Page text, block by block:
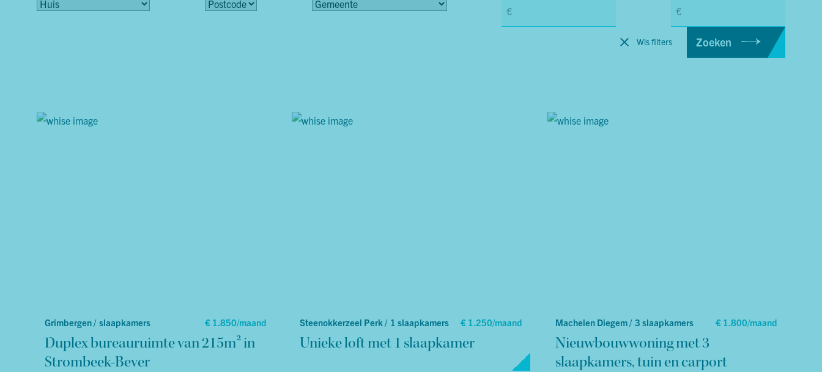
Wis filters Zoeken
Grimbergen / slaapkamers € 1.850/maand
Duplex bureauruimte van 215m² in
Strombeek-Bever
Steenokkerzeel Perk / 1 slaapkamers € 1.250/maand
Unieke loft met 1 slaapkamer
Machelen Diegem / 3 slaapkamers € 1.800/maand
Nieuwbouwwoning met 3
slaapkamers, tuin en carport